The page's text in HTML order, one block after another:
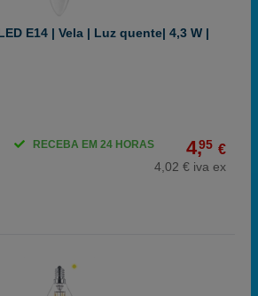
E14 | Vela | Luz quente| 4,3 W |
4,95 €
4,02 € iva ex
RECEBA EM 24 HORAS